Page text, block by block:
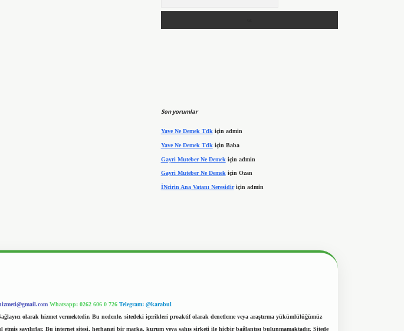
Son yorumlar
Yave Ne Demek Tdkiçin admin
Yave Ne Demek Tdk için Baba
Gayri Muteber Ne Demek için admin
Gayri Muteber Ne Demek için Ozan
İNcirin Ana Vatanı Neresidiriçin admin
Whatsapp: 0262 606 0 726 Telegram: @karabul
olarak hizmet vermektedir. Bu nedenle, sitedeki içerikleri proaktif olarak denetleme veya araştırma yükümlülüğümüz
sayılırlar. Bu internet sitesi, herhangi bir marka, kurum veya şahıs şirketi ile hiçbir bağlantısı bulunmamaktadır. Sitede